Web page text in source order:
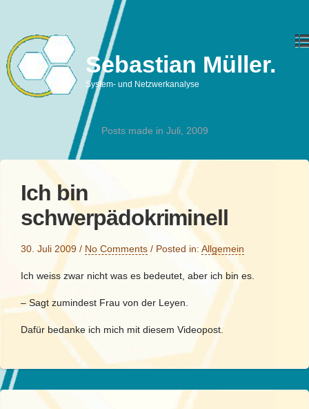
Sebastian Müller.
System- und Netzwerkanalyse
Posts made in Juli, 2009
Ich bin
schwerpädokriminell
30. Juli 2009 / No Comments / Posted in: Allgemein
Ich weiss zwar nicht was es bedeutet, aber ich bin es.
– Sagt zumindest Frau von der Leyen.
Dafür bedanke ich mich mit diesem Videopost.